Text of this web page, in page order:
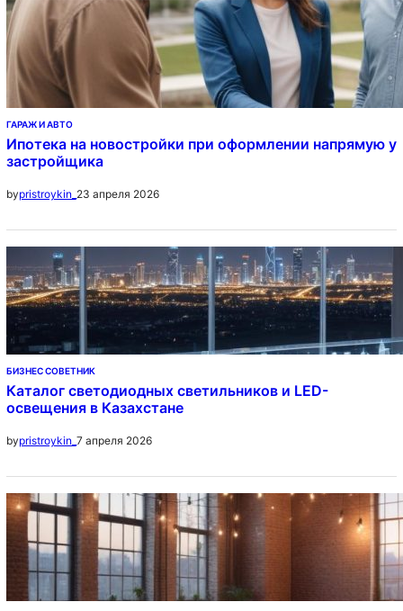
ГАРАЖ И АВТО
Ипотека на новостройки при оформлении напрямую у
застройщика
bypristroykin_ 23 апреля 2026
БИЗНЕС СОВЕТНИК
Каталог светодиодных светильников и LED-
освещения в Казахстане
bypristroykin_ 7 апреля 2026